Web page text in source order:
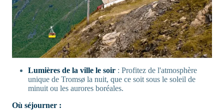
Lumières de la ville le soir : Profitez de l'atmosphère
unique de Tromsø la nuit, que ce soit sous le soleil de
minuit ou les aurores boréales.
Où séjourner :